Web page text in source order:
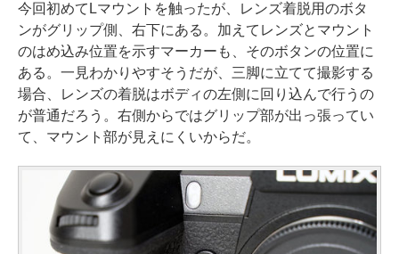
今回初めてLマウントを触ったが、レンズ着脱用のボタ
ンがグリップ側、右下にある。加えてレンズとマウント
のはめ込み位置を示すマーカーも、そのボタンの位置に
ある。一見わかりやすそうだが、三脚に立てて撮影する
場合、レンズの着脱はボディの左側に回り込んで行うの
が普通だろう。右側からではグリップ部が出っ張ってい
て、マウント部が見えにくいからだ。